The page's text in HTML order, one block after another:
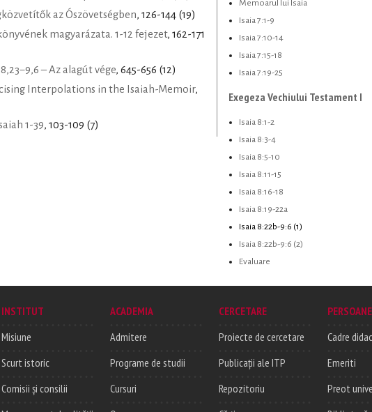
az Ószövetségben, 126-144 (19)
magyarázata. 1-12 fejezet, 162-171
8,23−9,6 – Az alagút vége, 645-656 (12)
Interpolations in the Isaiah-Memoir,
1-39, 103-109 (7)
Memoarul lui Isaia
Isaia 7:1-9
Isaia 7:10-14
Isaia 7:15-18
Isaia 7:19-25
Exegeza Vechiului Testament I
Isaia 8:1-2
Isaia 8:3-4
Isaia 8:5-10
Isaia 8:11-15
Isaia 8:16-18
Isaia 8:19-22a
Isaia 8:22b-9:6 (1)
Isaia 8:22b-9:6 (2)
Evaluare
INSTITUT
Misiune
Scurt istoric
Comisii și consilii
ACADEMIA
Admitere
Programe de studii
Cursuri
CERCETARE
Proiecte de cercetare
Publicații ale ITP
Repozitoriu
PERSOANE
Cadre
Emeriti
Preot